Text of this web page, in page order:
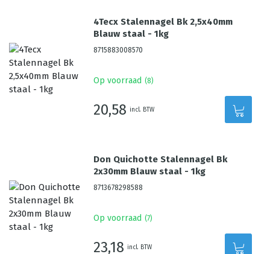
4Tecx Stalennagel Bk 2,5x40mm
Blauw staal - 1kg
8715883008570
Op voorraad (8)
20,58 incl. BTW
Don Quichotte Stalennagel Bk
2x30mm Blauw staal - 1kg
8713678298588
Op voorraad (7)
23,18 incl. BTW